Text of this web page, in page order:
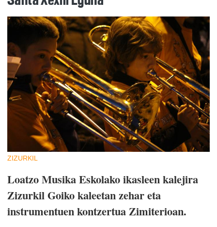
ZIZURKIL
Loatzo Musika Eskolako ikasleen kalejira
Zizurkil Goiko kaleetan zehar eta
instrumentuen kontzertua Zimiterioan.